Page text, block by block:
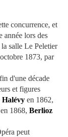
concurrence, et
année lors des
salle Le Peletier
1873, par
d'une décade
et figures
Halévy en 1862,
en 1868, Berlioz
peut